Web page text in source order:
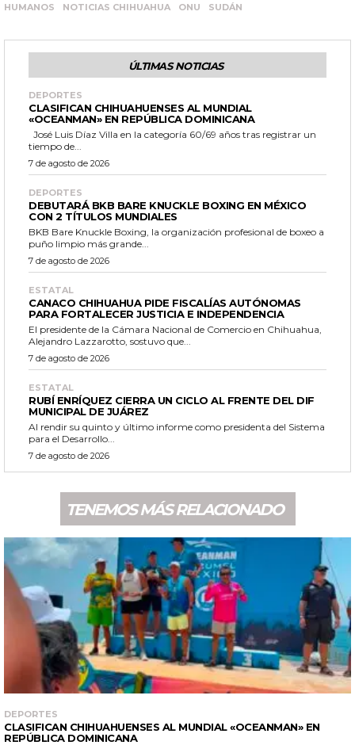
HUMANOS NOTICIAS CHIHUAHUA ONU SUDÁN
ÚLTIMAS NOTICIAS
DEPORTES
CLASIFICAN CHIHUAHUENSES AL MUNDIAL
«OCEANMAN» EN REPÚBLICA DOMINICANA
tiempo de...
7 de agosto de 2026
DEPORTES
DEBUTARÁ BKB BARE KNUCKLE BOXING EN MÉXICO
CON 2 TÍTULOS MUNDIALES
BKB Bare Knuckle Boxing, la organización profesional de boxeo a
puño limpio más grande...
7 de agosto de 2026
ESTATAL
CANACO CHIHUAHUA PIDE FISCALÍAS AUTÓNOMAS
PARA FORTALECER JUSTICIA E INDEPENDENCIA
El presidente de la Cámara Nacional de Comercio en Chihuahua,
Alejandro Lazzarotto, sostuvo que...
7 de agosto de 2026
ESTATAL
RUBÍ ENRÍQUEZ CIERRA UN CICLO AL FRENTE DEL DIF
MUNICIPAL DE JUÁREZ
Al rendir su quinto y último informe como presidenta del Sistema
para el Desarrollo...
7 de agosto de 2026
TENEMOS MÁS RELACIONADO
DEPORTES
CLASIFICAN CHIHUAHUENSES AL MUNDIAL «OCEANMAN» EN
REPÚBLICA DOMINICANA